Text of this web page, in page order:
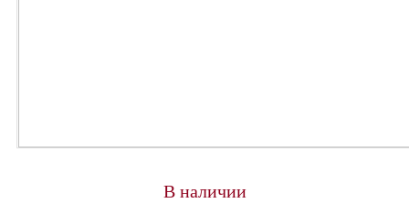
В наличии